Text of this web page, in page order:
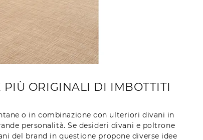
PIÙ ORIGINALI DI IMBOTTITI
o in combinazione con ulteriori divani in
personalità. Se desideri divani e poltrone
del brand in questione propone diverse idee